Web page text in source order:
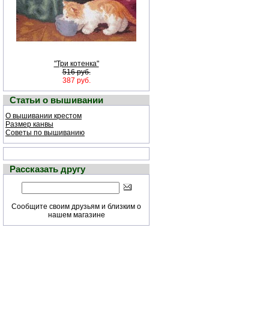
"Три котенка"
516 руб.
387 руб.
Статьи о вышивании
О вышивании крестом
Размер канвы
Советы по вышиванию
Рассказать другу
Сообщите своим друзьям и близким о
нашем магазине